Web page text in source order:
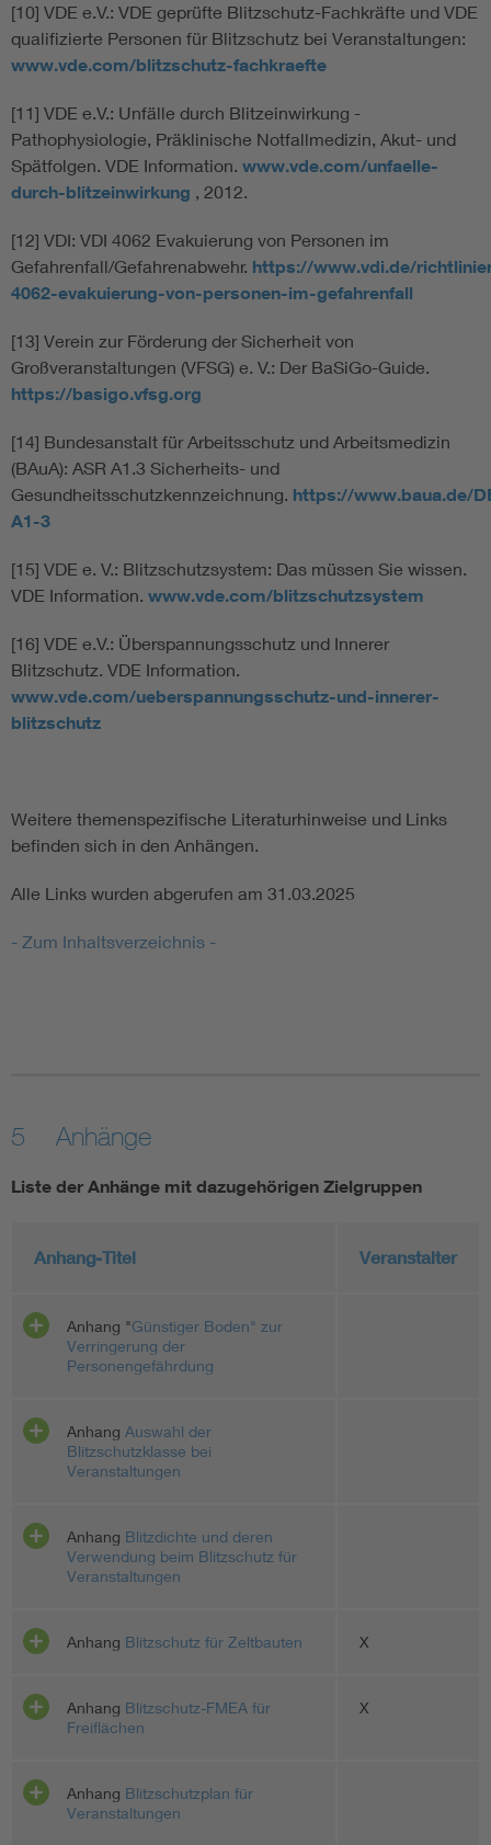
[10] VDE e.V.: VDE geprüfte Blitzschutz-Fachkräfte und VDE
qualifizierte Personen für Blitzschutz bei Veranstaltungen:
www.vde.com/blitzschutz-fachkraefte
[11] VDE e.V.: Unfälle durch Blitzeinwirkung -
Pathophysiologie, Präklinische Notfallmedizin, Akut- und
Spätfolgen. VDE Information. www.vde.com/unfaelle-
durch-blitzeinwirkung , 2012.
[12] VDI: VDI 4062 Evakuierung von Personen im
Gefahrenfall/Gefahrenabwehr. https://www.vdi.de/
4062-evakuierung-von-personen-im-gefahrenfall
[13] Verein zur Förderung der Sicherheit von
Großveranstaltungen (VFSG) e. V.: Der BaSiGo-Guide.
https://basigo.vfsg.org
[14] Bundesanstalt für Arbeitsschutz und Arbeitsmedizin
(BAuA): ASR A1.3 Sicherheits- und
Gesundheitsschutzkennzeichnung. https://www.baua.de/
A1-3
[15] VDE e. V.: Blitzschutzsystem: Das müssen Sie wissen.
VDE Information. www.vde.com/blitzschutzsystem
[16] VDE e.V.: Überspannungsschutz und Innerer
Blitzschutz. VDE Information.
www.vde.com/ueberspannungsschutz-und-innerer-
blitzschutz
Weitere themenspezifische Literaturhinweise und Links
befinden sich in den Anhängen.
Alle Links wurden abgerufen am 31.03.2025
- Zum Inhaltsverzeichnis -
5 Anhänge
Liste der Anhänge mit dazugehörigen Zielgruppen
Anhang-Titel Veranstalter
Anhang "Günstiger Boden" zur
Verringerung der
Personengefährdung
Anhang Auswahl der
Blitzschutzklasse bei
Veranstaltungen
Anhang Blitzdichte und deren
Verwendung beim Blitzschutz für
Veranstaltungen
Anhang Blitzschutz für Zeltbauten X
Anhang Blitzschutz-FMEA für
Freiflächen
X
Anhang Blitzschutzplan für
Veranstaltungen